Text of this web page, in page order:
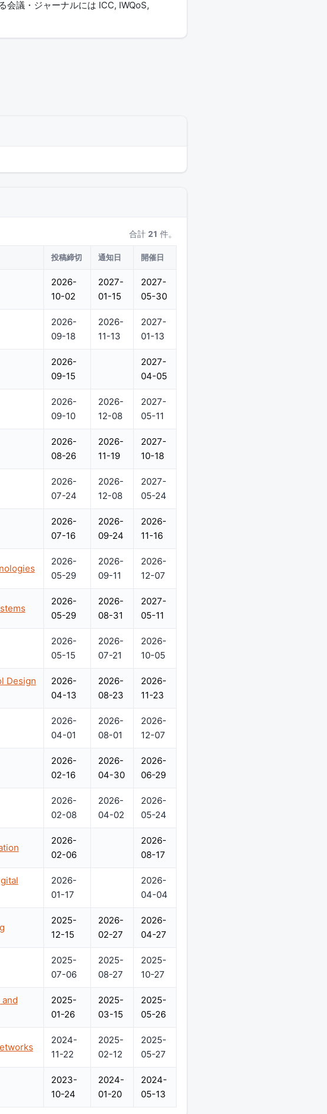
会議・ジャーナルには ICC, IWQoS,
合計 21 件。
投稿締切 通知日 開催日
2026-
10-02
2027-
01-15
2027-
05-30
2026-
09-18
2026-
11-13
2027-
01-13
2026-
09-15
2027-
04-05
2026-
09-10
2026-
12-08
2027-
05-11
2026-
08-26
2026-
11-19
2027-
10-18
2026-
07-24
2026-
12-08
2027-
05-24
2026-
07-16
2026-
09-24
2026-
11-16
2026-
05-29
2026-
09-11
2026-
12-07
2026-
05-29
2026-
08-31
2027-
05-11
2026-
05-15
2026-
07-21
2026-
10-05
Design
2026-
04-13
2026-
08-23
2026-
11-23
2026-
04-01
2026-
08-01
2026-
12-07
2026-
02-16
2026-
04-30
2026-
06-29
2026-
02-08
2026-
04-02
2026-
05-24
2026-
02-06
2026-
08-17
2026-
01-17
2026-
04-04
2025-
12-15
2026-
02-27
2026-
04-27
2025-
07-06
2025-
08-27
2025-
10-27
2025-
01-26
2025-
03-15
2025-
05-26
2024-
11-22
2025-
02-12
2025-
05-27
2023-
10-24
2024-
01-20
2024-
05-13